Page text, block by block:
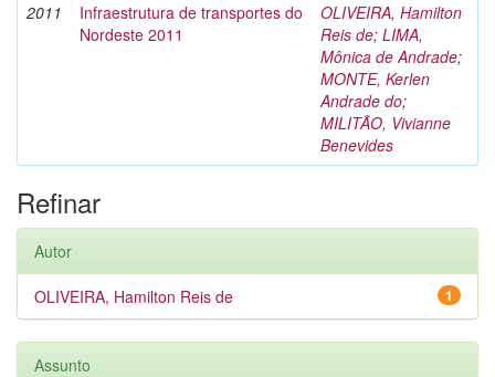
2011
Infraestrutura de transportes do
Nordeste 2011
OLIVEIRA, Hamilton
Reis de; LIMA,
Mônica de Andrade;
MONTE, Kerlen
Andrade do;
MILITÃO, Vivianne
Benevides
Refinar
Autor
1
OLIVEIRA, Hamilton Reis de
Assunto